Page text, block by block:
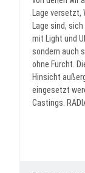
Lage versetzt,
Lage sind,
mit Light und
sondern auch
ohne Furcht.
Hinsicht
eingesetzt
Castings.